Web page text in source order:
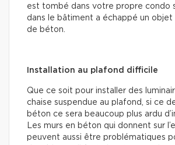
est tombé dans votre propre condo
dans le bâtiment a échappé un objet
de béton.
Installation au plafond difficile
Que ce soit pour installer des
chaise suspendue au plafond, si ce
béton ce sera beaucoup plus ardu
Les murs en béton qui donnent sur
peuvent aussi être problématiques